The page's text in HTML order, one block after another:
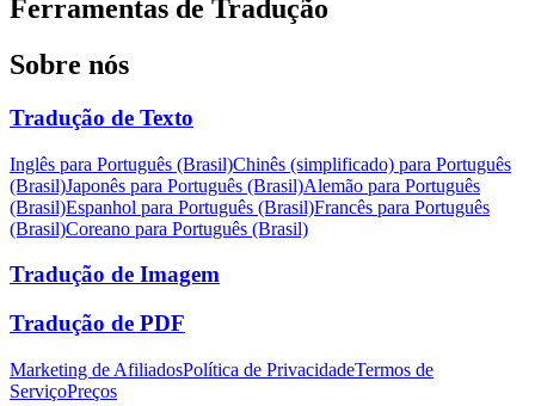
Ferramentas de Tradução
Sobre nós
Tradução de Texto
Inglês para Português (Brasil)Chinês (simplificado) para Português
(Brasil)Japonês para Português (Brasil)Alemão para Português
(Brasil)Espanhol para Português (Brasil)Francês para Português
(Brasil)Coreano para Português (Brasil)
Tradução de Imagem
Tradução de PDF
Marketing de AfiliadosPolítica de PrivacidadeTermos de
ServiçoPreços